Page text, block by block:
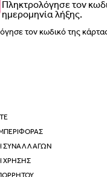
Πληκτρολόγησε τον
ημερομηνία λήξης.
ΣΥΝΑΛΛΑΓΏΝ
ΧΡΉΣΗΣ